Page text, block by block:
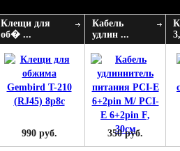
Клещи для
об� ...
990 руб.
Кабель
удлин ...
350 руб.